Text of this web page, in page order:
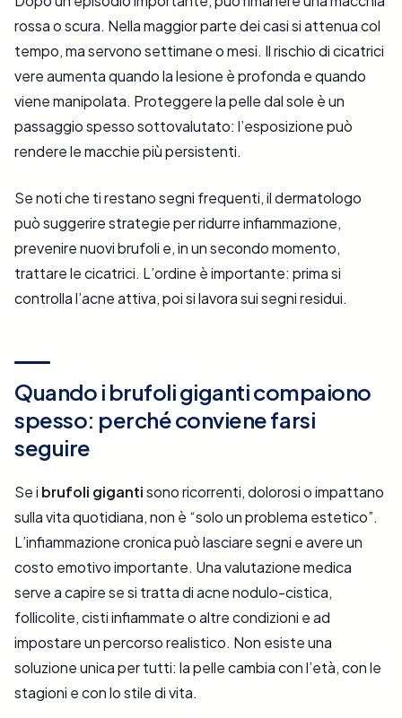
rossa o scura. Nella maggior parte dei casi si attenua col
tempo, ma servono settimane o mesi. Il rischio di cicatrici
vere aumenta quando la lesione è profonda e quando
viene manipolata. Proteggere la pelle dal sole è un
passaggio spesso sottovalutato: l’esposizione può
rendere le macchie più persistenti.
Se noti che ti restano segni frequenti, il dermatologo
può suggerire strategie per ridurre infiammazione,
prevenire nuovi brufoli e, in un secondo momento,
trattare le cicatrici. L’ordine è importante: prima si
controlla l’acne attiva, poi si lavora sui segni residui.
Quando i brufoli giganti compaiono
spesso: perché conviene farsi
seguire
Se i brufoli gigantisono ricorrenti, dolorosi o impattano
sulla vita quotidiana, non è “solo un problema estetico”.
L’infiammazione cronica può lasciare segni e avere un
costo emotivo importante. Una valutazione medica
serve a capire se si tratta di acne nodulo-cistica,
follicolite, cisti infiammate o altre condizioni e ad
impostare un percorso realistico. Non esiste una
soluzione unica per tutti: la pelle cambia con l’età, con le
stagioni e con lo stile di vita.